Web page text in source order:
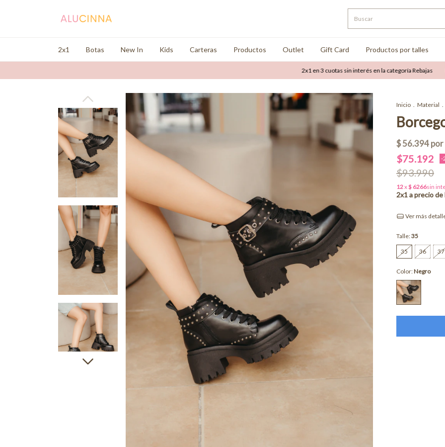
2x1 Botas New In Kids Carteras Productos Outlet Gift Card Productos por talles
2x1 en 3 cuotas sin interés en la categoría Rebajas Hasta
Inicio . Material .
$75.192 -
$93.990
Ver más
Talle:35
35 36 37
Color:Negro